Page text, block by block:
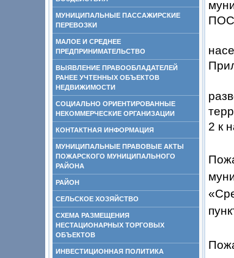
МУНИЦИПАЛЬНЫЕ ПАССАЖИРСКИЕ
ПЕРЕВОЗКИ
МАЛОЕ И СРЕДНЕЕ
ПРЕДПРИНИМАТЕЛЬСТВО
ВЫЯВЛЕНИЕ ПРАВООБЛАДАТЕЛЕЙ
РАНЕЕ УЧТЕННЫХ ОБЪЕКТОВ
НЕДВИЖИМОСТИ
СОЦИАЛЬНО ОРИЕНТИРОВАННЫЕ
НЕКОММЕРЧЕСКИЕ ОРГАНИЗАЦИИ
КОНТАКТНАЯ ИНФОРМАЦИЯ
МУНИЦИПАЛЬНЫЕ ПРАВОВЫЕ АКТЫ
ПОЖАРСКОГО МУНИЦИПАЛЬНОГО
РАЙОНА
РАЙОН
СЕЛЬСКОЕ ХОЗЯЙСТВО
СХЕМА РАЗМЕЩЕНИЯ
НЕСТАЦИОНАРНЫХ ТОРГОВЫХ
ОБЪЕКТОВ
ИНВЕСТИЦИОННАЯ ПОЛИТИКА
2 к